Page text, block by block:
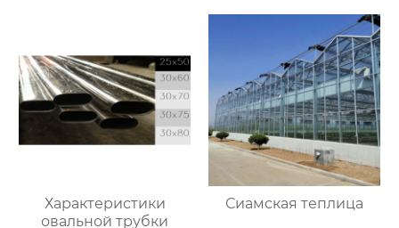
Характеристики
овальной трубки
Сиамская теплица